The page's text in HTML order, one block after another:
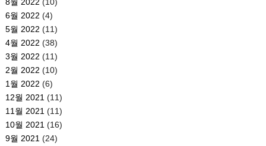
6월 2022 (4)
5월 2022 (11)
4월 2022 (38)
3월 2022 (11)
2월 2022 (10)
1월 2022 (6)
12월 2021 (11)
11월 2021 (11)
10월 2021 (16)
9월 2021 (24)